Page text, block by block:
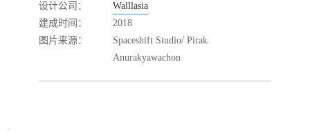
设计公司：
Walllasia
建成时间：
2018
图片来源：
Spaceshift Studio/ Pirak
Anurakyawachon